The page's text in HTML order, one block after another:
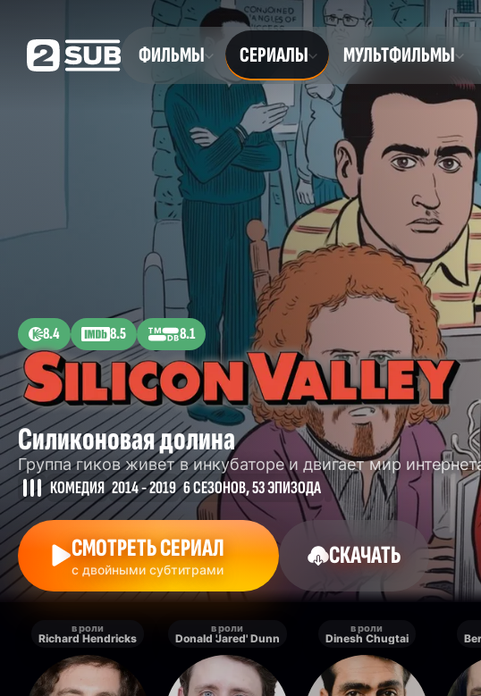
ФИЛЬМЫ СЕРИАЛЫ МУЛЬТФИЛЬМЫ
8.4 8.5 8.1
Силиконовая долина
Группа гиков живет в инкубаторе и двигает мир
КОМЕДИЯ 2014 - 2019 6 СЕЗОНОВ, 53 ЭПИЗОДА
СМОТРЕТЬ СЕРИАЛ
с двойными субтитрами СКАЧАТЬ
в роли
Richard Hendricks
в роли
Donald 'Jared' Dunn
в роли
Dinesh Chugtai